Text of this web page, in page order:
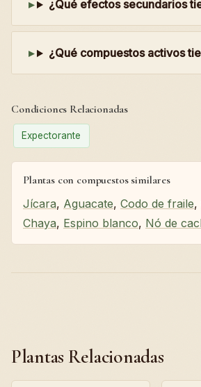
¿Qué efectos secundarios
¿Qué compuestos activos
Condiciones Relacionadas
Expectorante
Plantas con compuestos similares
Jícara, Aguacate, Codo de fraile,
Chaya, Espino blanco, Nó de
Plantas Relacionadas